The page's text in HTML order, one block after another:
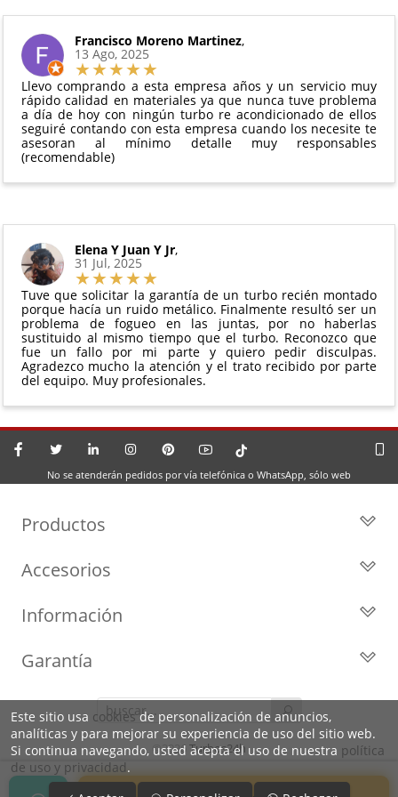
y compresores de aire acondicionado.
Todas nuestras garantías cumplen con la legislación
vigente. Consulta nuestras
para más información.
pedido.
El productono debe haber sido montado ni
manipulado
Debe devolverse en su
perfectas condiciones
Francisco Moreno Martinez,
13 Ago, 2025
Llevo comprando a esta empresa años y un servicio muy
rápido calidad en materiales ya que nunca tuve problema
a día de hoy con ningún turbo re acondicionado de ellos
seguiré contando con esta empresa cuando los necesite te
asesoran al mínimo detalle muy responsables
(recomendable)
Elena Y Juan Y Jr,
31 Jul, 2025
Tuve que solicitar la garantía de un turbo recién montado
porque hacía un ruido metálico. Finalmente resultó ser un
problema de fogueo en las juntas, por no haberlas
sustituido al mismo tiempo que el turbo. Reconozco que
fue un fallo por mi parte y quiero pedir disculpas.
Agradezco mucho la atención y el trato recibido por parte
del equipo. Muy profesionales.
No se atenderán pedidos por vía telefónica o WhatsApp, sólo web
Productos
Turbos por Marca
Cartuchos
Accesorios
Geometrías
Kits de Juntas
Motores de arranque
Información
Privacidad y Aviso Legal
Preguntas Frecuentes
Identifica tu turbo
Política de Cookies
Sobre Nosotros
Garantía
Líderes en el sector
Condiciones de venta,
envíos y devoluciones
Envíos 24/48h a toda España
©2026 Turbos24h
Este sitio usa cookiesde personalización de anuncios,
analíticas y para mejorar su experiencia de uso del sitio web.
Si continua navegando, usted acepta el uso de nuestra política
de uso y privacidad.